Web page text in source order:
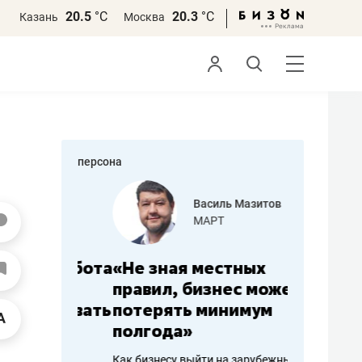
Казань 20.5 °С Москва 20.3 °С
персона
работа
Василь Мазитов
МАРТ
«Не зная местных
правил, бизнес может
потерять минимум
полгода»